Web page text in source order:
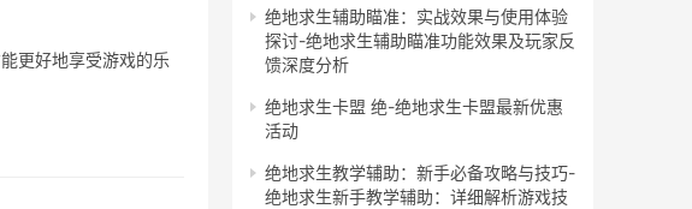
更好地享受游戏的乐
绝地求生辅助瞄准：实战效果与使用体验
探讨-绝地求生辅助瞄准功能效果及玩家反
馈深度分析
绝地求生卡盟 绝-绝地求生卡盟最新优惠
活动
绝地求生教学辅助：新手必备攻略与技巧-
绝地求生新手教学辅助：详细解析游戏技